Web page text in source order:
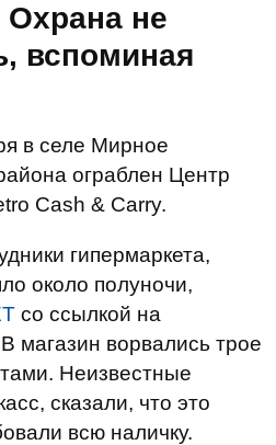
Охрана не
вспоминая
в селе Мирное
ограблен Центр
Cash & Carry.
гипермаркета,
около полуночи,
со ссылкой на
магазин ворвались трое
Неизвестные
сказали, что это
всю наличку.